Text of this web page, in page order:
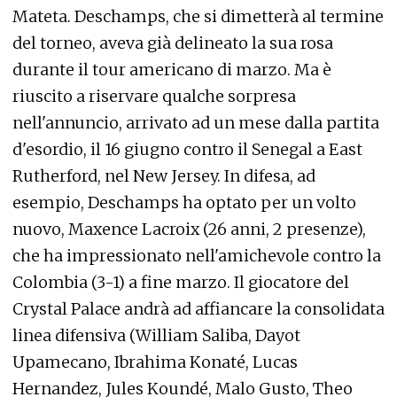
Mateta. Deschamps, che si dimetterà al termine
del torneo, aveva già delineato la sua rosa
durante il tour americano di marzo. Ma è
riuscito a riservare qualche sorpresa
nell'annuncio, arrivato ad un mese dalla partita
d'esordio, il 16 giugno contro il Senegal a East
Rutherford, nel New Jersey. In difesa, ad
esempio, Deschamps ha optato per un volto
nuovo, Maxence Lacroix (26 anni, 2 presenze),
che ha impressionato nell'amichevole contro la
Colombia (3-1) a fine marzo. Il giocatore del
Crystal Palace andrà ad affiancare la consolidata
linea difensiva (William Saliba, Dayot
Upamecano, Ibrahima Konaté, Lucas
Hernandez, Jules Koundé, Malo Gusto, Theo